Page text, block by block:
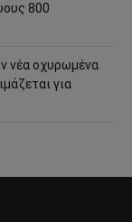
800
νέα οχυρωμένα
για